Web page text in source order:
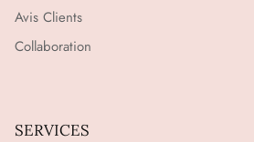
Avis Clients
Collaboration
SERVICES